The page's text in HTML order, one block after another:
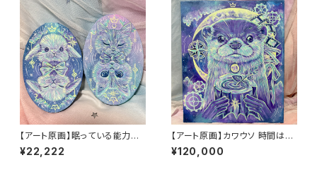
【アート原画】眠っている能力を
呼び起こす うさぎ ねこ １点
物 手描き アクリル画
¥22,222
【アート原画】カワウソ 時間はい
のち 1点もの アクリル画
¥120,000